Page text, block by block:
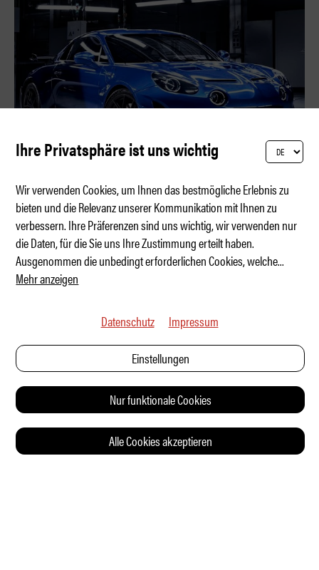
Ausblick Alpine A110
Ihre Privatsphäre ist uns wichtig
Wir verwenden Cookies, um Ihnen das bestmögliche Erlebnis zu
bieten und die Relevanz unserer Kommunikation mit Ihnen zu
verbessern. Ihre Präferenzen sind uns wichtig, wir verwenden nur
die Daten, für die Sie uns Ihre Zustimmung erteilt haben.
Ausgenommen die unbedingt erforderlichen Cookies, welche...
Mehr anzeigen
Datenschutz Impressum
Einstellungen
Nur funktionale Cookies
Alle Cookies akzeptieren